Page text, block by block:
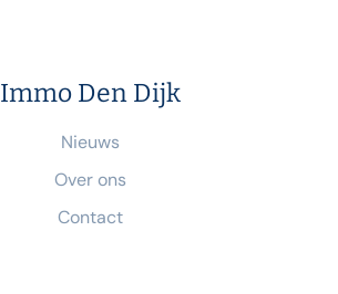
Immo Den Dijk
Nieuws
Over ons
Contact